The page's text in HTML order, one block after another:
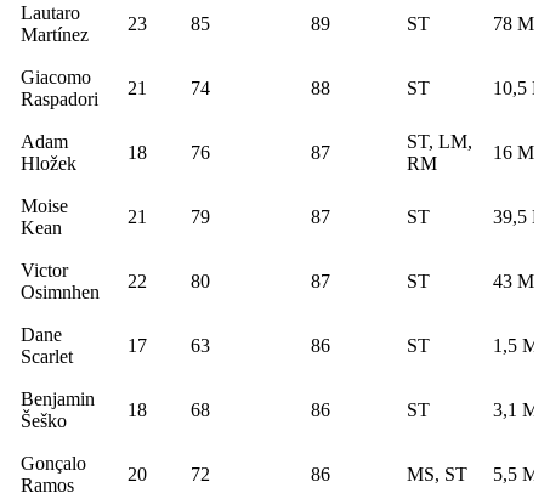
Lautaro
Martínez
23 85 89 ST 78
Giacomo
Raspadori
21 74 88 ST 10,5
Adam
Hložek
18 76 87
ST, LM,
RM
16
Moise
Kean
21 79 87 ST 39,5
Victor
Osimnhen
22 80 87 ST 43
Dane
Scarlet
17 63 86 ST 1,5
Benjamin
Šeško
18 68 86 ST 3,1
Gonçalo
Ramos
20 72 86 MS, ST 5,5